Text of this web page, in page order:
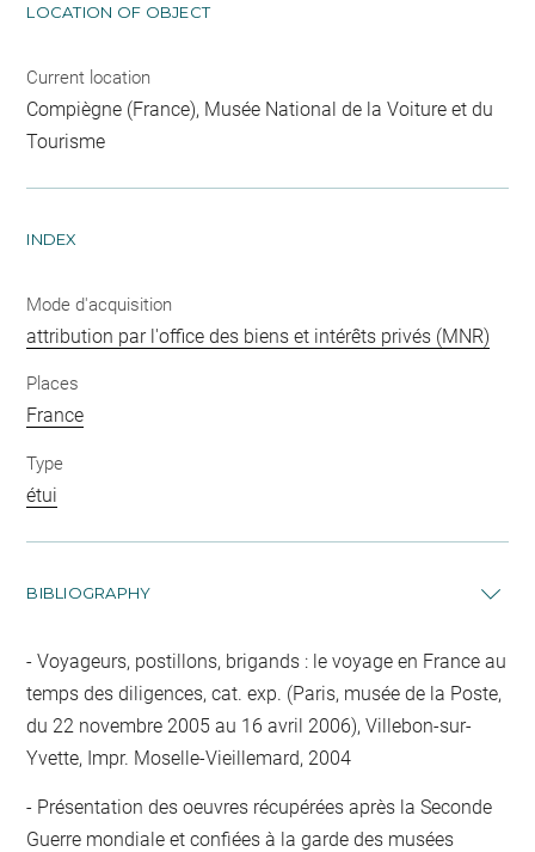
LOCATION OF OBJECT
Current location
Compiègne (France), Musée National de la Voiture et du
Tourisme
INDEX
Mode d'acquisition
attribution par l'office des biens et intérêts privés (MNR)
Places
France
Type
étui
BIBLIOGRAPHY
Voyageurs, postillons, brigands : le voyage en France au
temps des diligences, cat. exp. (Paris, musée de la Poste,
du 22 novembre 2005 au 16 avril 2006), Villebon-sur-
Yvette, Impr. Moselle-Vieillemard, 2004
Présentation des oeuvres récupérées après la Seconde
Guerre mondiale et confiées à la garde des musées